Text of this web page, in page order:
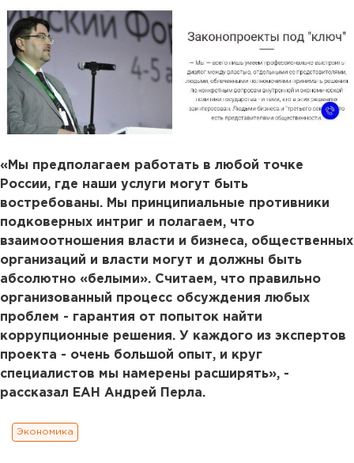
«Мы предполагаем работать в любой точке
России, где наши услуги могут быть
востребованы. Мы принципиальные противники
подковерных интриг и полагаем, что
взаимоотношения власти и бизнеса, общественных
организаций и власти могут и должны быть
абсолютно «белыми». Считаем, что правильно
организованный процесс обсуждения любых
проблем - гарантия от попыток найти
коррупционные решения. У каждого из экспертов
проекта - очень большой опыт, и круг
специалистов мы намерены расширять», -
рассказал ЕАН Андрей Перла.
Экономика